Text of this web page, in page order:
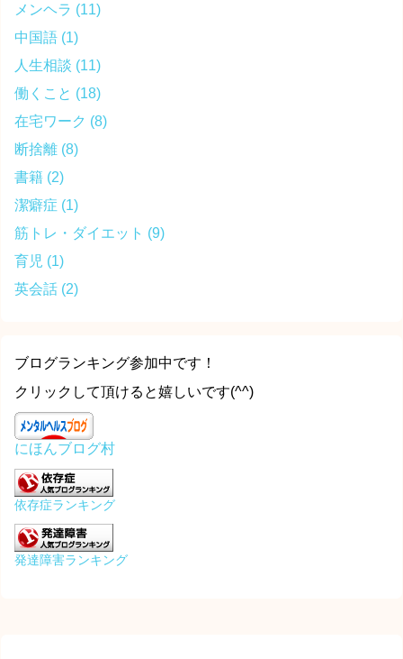
メンヘラ (11)
中国語 (1)
人生相談 (11)
働くこと (18)
在宅ワーク (8)
断捨離 (8)
書籍 (2)
潔癖症 (1)
筋トレ・ダイエット (9)
育児 (1)
英会話 (2)
ブログランキング参加中です！
クリックして頂けると嬉しいです(^^)
にほんブログ村
依存症ランキング
発達障害ランキング